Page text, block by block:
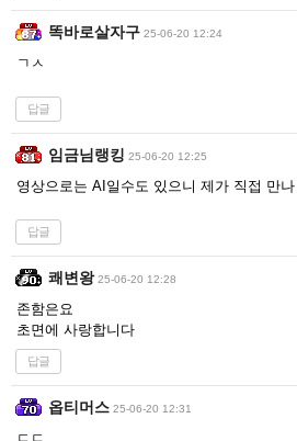
똑바로살자구 25-06-20 12:24
ㄱㅅ
답글
임금님랭킹 25-06-20 12:25
영상으로는 AI일수도 있으니 제가 직접 만
답글
쾌변왕 25-06-20 12:28
존함은요
초면에 사랑합니다
답글
옵티머스 25-06-20 12:31